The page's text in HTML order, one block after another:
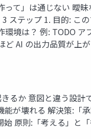
て」は通じない
ステップ 1. 目的: こ
境は？ 例: TODO
AI の出力品質が上
るか 意図と違う設
が壊れる 解決策:「
原則:「考える」と